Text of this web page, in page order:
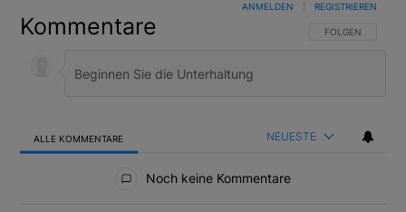
Kommentare FOLGE DIESER
FOLGEN
ANMELDEN REGISTRIEREN
ALLE KOMMENTARE NEUESTE
Noch keine Kommentare